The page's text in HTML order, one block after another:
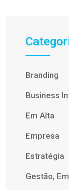
Branding
Business
Em Alta
Empresa
Estratégia
Gestão,